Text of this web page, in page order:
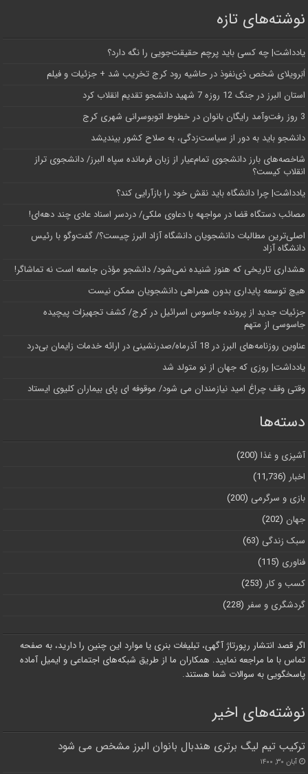
نوشته‌های تازه
یادداشت| ‌چه کسی باید پرچم حقیقت‌جویی را نگه دارد؟
اَبَر‌ویلای شخص ذی‌نفوذ در حاشیه‌ رود کرج تخریب شد + جزئیات و فیلم
استان البرز در جنگ 12 روزه 7 شهید دانشجو تقدیم انقلاب کرد
3 روز رفت‌وآمد رایگان بانوان در خطوط اتوبوسرانی شهری کرج
دانشجو باید به دور از سیاست‌زدگی، به صلاح کشور بیندیشد
شاخصه‌های بارز دانشجوی تمام‌عیار از زبان فرمانده سپاه البرز/ دانشجوی تراز
انقلاب کیست؟
یادداشت| چرا دانشگاه باید نقش خود را بازآرایی کند؟
مصائب دستگاه قضا در مواجهه با دعاوی ملکی/ دردسر اسناد عادی چند‌ دهه‌ای!
اصلی‌ترین مطالبات دانشجویان دانشگاه آزاد البرز چیست؟/ گفت‌وگو با رئیس
دانشگاه آز‌اد
هشداری تاریخی که هنوز شنیده نمی‌شود/ دانشجو مؤذن جامعه است نه تماشاگر!
هیچ توسعه پایداری بدون همراهی دانشجویان ممکن نیست
جزئیات جدید از پرونده جاسوس اسرائیل در کرج/‌ کشف تجهیزات پیچیده
جاسوسی از متهم
عناوین روزنامه‌های البرز در ‌18 آذرماه/صدرنشینی در ارائه خدمات زایمان بی‌درد
یادداشت| روزی که جهان از نو متولد شد
وقتی وقف چراغ امید نیازمندان می شود/ موقوفه ای پای بیماران کلیوی ایستاد
دسته‌ها
آشپزی و غذا (200)
اخبار (11,736)
بازی و سرگرمی (200)
جهان (202)
سبک زندگی (63)
فناوری (115)
کسب و کار (253)
گردشگری و سفر (228)
اگر قصد انتشار رپورتاژ آگهی، تبلیغات بنری یا موارد این چنین را دارید، به صفحه
تماس با ما مراجعه نمایید. همکاران ما از طریق شبکه‌های اجتماعی و ایمیل آماده
پاسخگویی به سوالات شما هستند.
نوشته‌های اخیر
ترکیب تیم لیگ برتری هندبال بانوان البرز مشخص می شود
آبان ۳۰, ۱۴۰۰